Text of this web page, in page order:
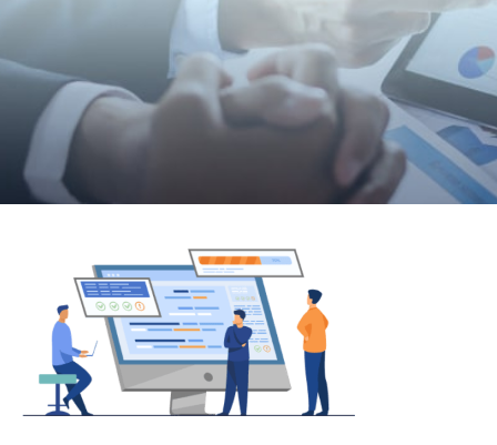
Consultoria de
negócios
Conte com o apoio de nossos
especialistas